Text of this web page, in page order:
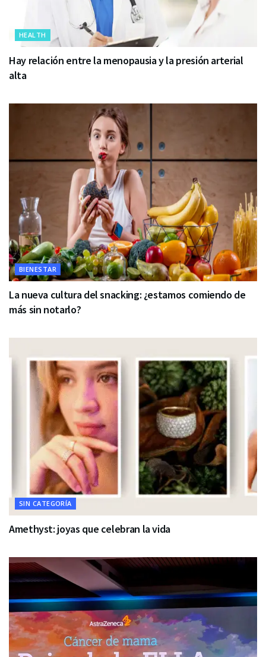
HEALTH
Hay relación entre la menopausia y la presión arterial
alta
BIENESTAR
La nueva cultura del snacking: ¿estamos comiendo de
más sin notarlo?
SIN CATEGORÍA
Amethyst: joyas que celebran la vida